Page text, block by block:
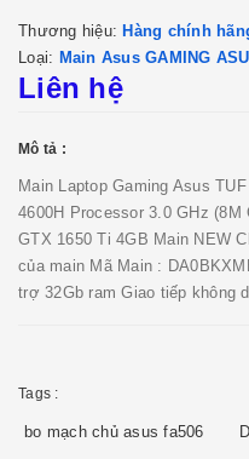
Thương hiệu: Hàng chính
Loại: Main Asus GAMING
Liên hệ
Mô tả :
Main Laptop Gaming Asus
4600H Processor 3.0 GHz
GTX 1650 Ti 4GB Main NEW
của main Mã Main :
trợ 32Gb ram Giao tiếp không
Tags :
bo mạch chủ asus fa506